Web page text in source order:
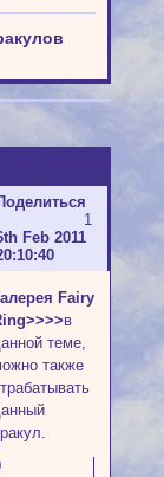
1
Feb 2011
Fairy
в
теме,
также